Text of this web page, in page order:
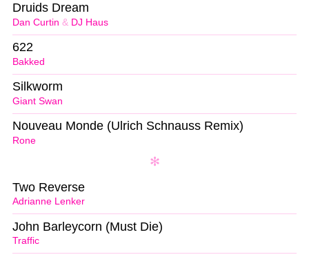
Dan Curtin & DJ Haus
Druids Dream
Bakked
622
Giant Swan
Silkworm
Rone
Nouveau Monde (Ulrich Schnauss Remix)
Adrianne Lenker
Two Reverse
Traffic
John Barleycorn (Must Die)